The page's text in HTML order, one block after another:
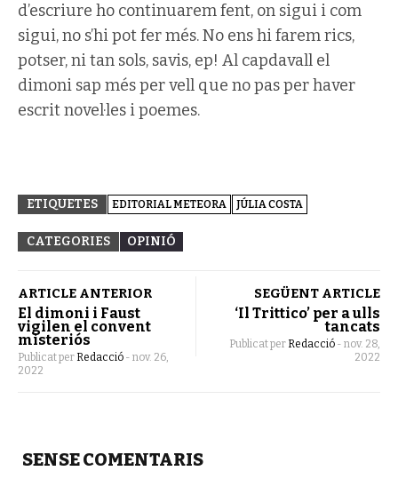
d’escriure ho continuarem fent, on sigui i com
sigui, no s’hi pot fer més. No ens hi farem rics,
potser, ni tan sols, savis, ep! Al capdavall el
dimoni sap més per vell que no pas per haver
escrit novel·les i poemes.
ETIQUETES EDITORIAL METEORA JÚLIA COSTA
CATEGORIES OPINIÓ
ARTICLE ANTERIOR
El dimoni i Faust
vigilen el convent
misteriós
Publicat per Redacció - nov. 26,
2022
SEGÜENT ARTICLE
‘Il Trittico’ per a ulls
tancats
Publicat per Redacció - nov. 28,
2022
SENSE COMENTARIS